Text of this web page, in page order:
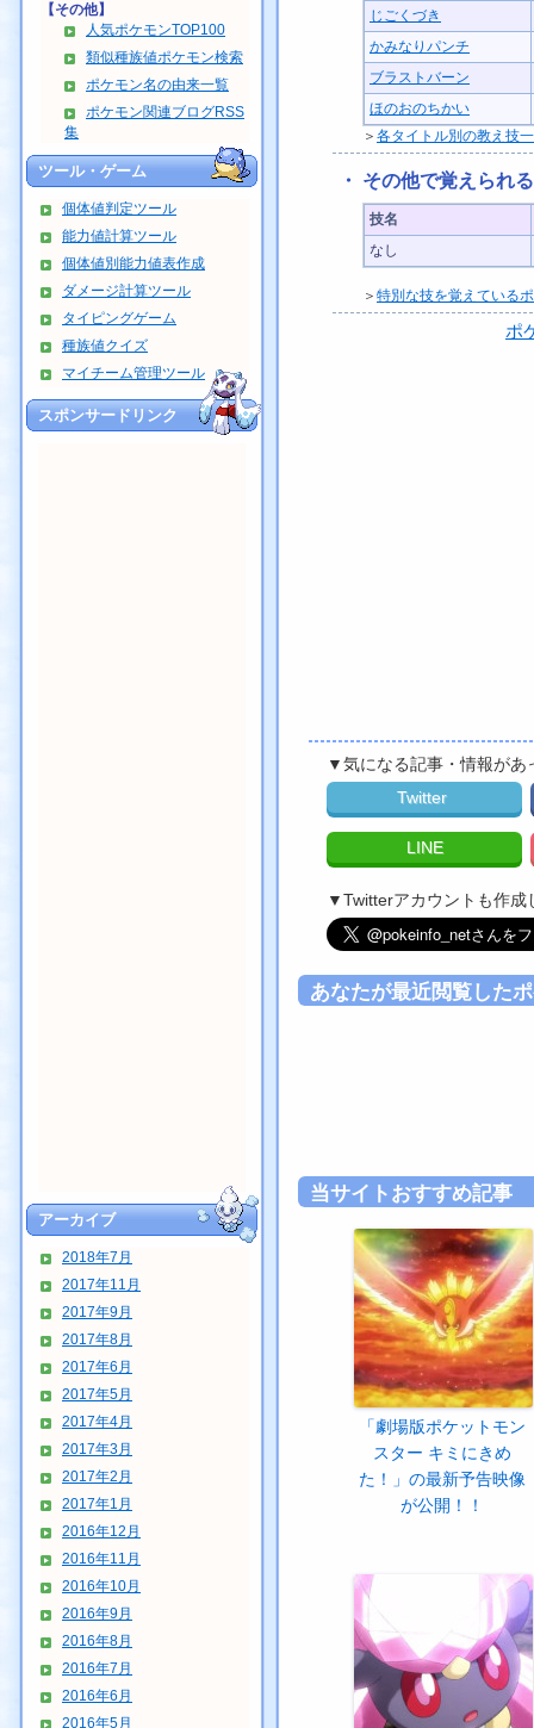
【その他】
人気ポケモンTOP100
類似種族値ポケモン検索
ポケモン名の由来一覧
ポケモン関連ブログRSS
集
ツール・ゲーム
個体値判定ツール
能力値計算ツール
個体値別能力値表作成
ダメージ計算ツール
タイピングゲーム
種族値クイズ
マイチーム管理ツール
スポンサードリンク
アーカイブ
2018年7月
2017年11月
2017年9月
2017年8月
2017年6月
2017年5月
2017年4月
2017年3月
2017年2月
2017年1月
2016年12月
2016年11月
2016年10月
2016年9月
2016年8月
2016年7月
2016年6月
2016年5月
じごくづき
かみなりパンチ
ブラストバーン
ほのおのちかい
＞ 各タイトル別の教え技
・ その他で覚えられ
技名
なし
＞ 特別な技を覚えている
ポ
▼気になる記事・情報があ
Twitter
LINE
▼Twitterアカウントも作成
あなたが最近閲覧した
当サイトおすすめ記事
「劇場版ポケットモン
スター キミにきめ
た！」の最新予告映像
が公開！！